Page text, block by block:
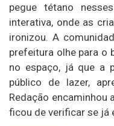
pegue tétano
interativa, onde as
ironizou. A
prefeitura olhe para o
no espaço, já que a
público de lazer,
Redação encaminhou
ficou de verificar se já